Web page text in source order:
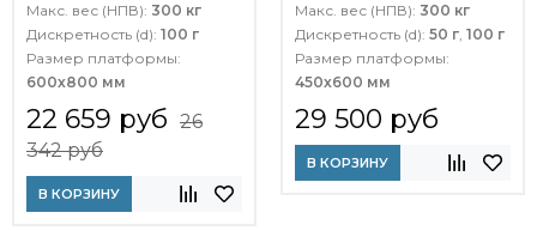
Макс. вес (НПВ): 300 кг
Дискретность (d): 100 г
Размер платформы:
600х800 мм
22 659 руб 26
342 руб
В КОРЗИНУ
Макс. вес (НПВ): 300 кг
Дискретность (d): 50 г, 100 г
Размер платформы:
450х600 мм
29 500 руб
В КОРЗИНУ